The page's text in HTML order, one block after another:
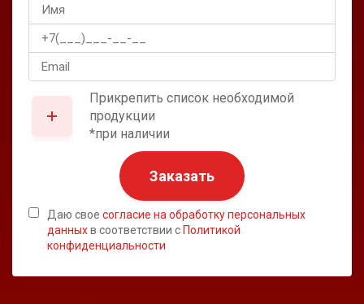
Прикрепить список необходимой
продукции
*при наличии
Заказать
Даю свое согласие на обработку персональных
данныхв соответствии сПолитикой
конфиденциальности